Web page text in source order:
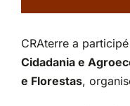
CRAterre a
Cidadania e
e Florestas,